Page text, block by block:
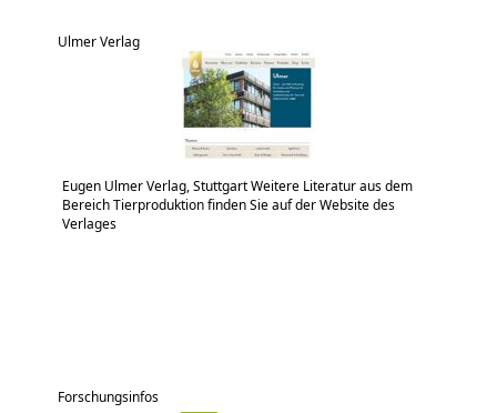
Ulmer Verlag
Eugen Ulmer Verlag, Stuttgart Weitere Literatur aus dem
Bereich Tierproduktion finden Sie auf der Website des
Verlages
Forschungsinfos